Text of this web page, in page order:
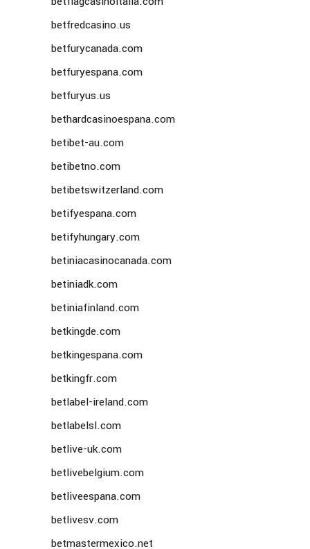
betfredcasino.us
betfurycanada.com
betfuryespana.com
betfuryus.us
bethardcasinoespana.com
betibet-au.com
betibetno.com
betibetswitzerland.com
betifyespana.com
betifyhungary.com
betiniacasinocanada.com
betiniadk.com
betiniafinland.com
betkingde.com
betkingespana.com
betkingfr.com
betlabel-ireland.com
betlabelsl.com
betlive-uk.com
betlivebelgium.com
betliveespana.com
betlivesv.com
betmastermexico.net